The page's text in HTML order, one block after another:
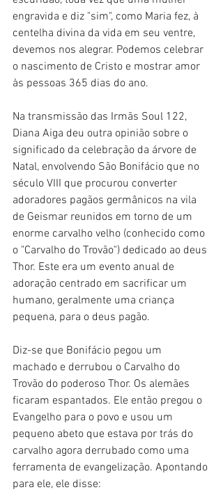
engravida e diz "sim", como Maria fez, à
centelha divina da vida em seu ventre,
devemos nos alegrar. Podemos celebrar
o nascimento de Cristo e mostrar amor
às pessoas 365 dias do ano.
Na transmissão das Irmãs Soul 122,
Diana Aiga deu outra opinião sobre o
significado da celebração da árvore de
Natal, envolvendo São Bonifácio que no
século VIII que procurou converter
adoradores pagãos germânicos na vila
de Geismar reunidos em torno de um
enorme carvalho velho (conhecido como
o "Carvalho do Trovão") dedicado ao deus
Thor. Este era um evento anual de
adoração centrado em sacrificar um
humano, geralmente uma criança
pequena, para o deus pagão.
Diz-se que Bonifácio pegou um
machado e derrubou o Carvalho do
Trovão do poderoso Thor. Os alemães
ficaram espantados. Ele então pregou o
Evangelho para o povo e usou um
pequeno abeto que estava por trás do
carvalho agora derrubado como uma
ferramenta de evangelização. Apontando
para ele, ele disse: